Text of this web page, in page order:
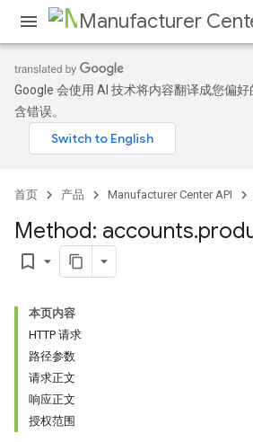
Manufacturer
Google 会使用 AI 技术将内容翻译成您偏
含错误。
首页 产品 Manufacturer Center API
Method: accounts.
bookmark_border
本页内容
HTTP 请求
路径参数
请求正文
响应正文
授权范围